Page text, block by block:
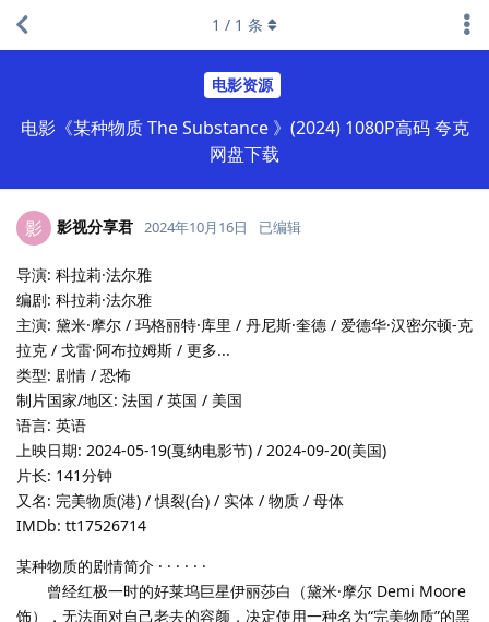
电影资源
电影《某种物质 The Substance 》(2024) 1080P高码 夸克
网盘下载
1 / 1 条
影 影视分享君 2024年10月16日 已编辑
导演: 科拉莉·法尔雅
编剧: 科拉莉·法尔雅
主演: 黛米·摩尔 / 玛格丽特·库里 / 丹尼斯·奎德 / 爱德华·汉密尔顿-克
拉克 / 戈雷·阿布拉姆斯 / 更多...
类型: 剧情 / 恐怖
制片国家/地区: 法国 / 英国 / 美国
语言: 英语
上映日期: 2024-05-19(戛纳电影节) / 2024-09-20(美国)
片长: 141分钟
又名: 完美物质(港) / 惧裂(台) / 实体 / 物质 / 母体
IMDb: tt17526714
某种物质的剧情简介 · · · · · ·
曾经红极一时的好莱坞巨星伊丽莎白（黛米·摩尔 Demi Moore
饰），无法面对自己老去的容颜，决定使用一种名为“完美物质”的黑